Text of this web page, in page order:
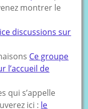
montrer le
discussions sur
Ce groupe
l’accueil de
qui s’appelle
ici : le